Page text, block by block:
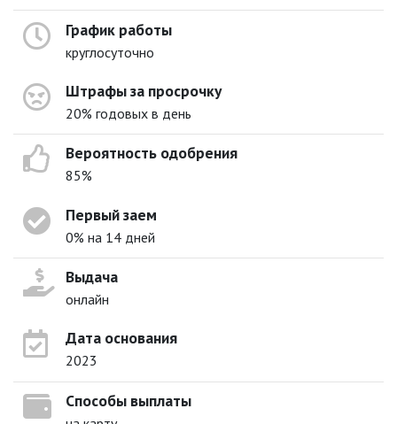
График работы
круглосуточно
Штрафы за просрочку
20% годовых в день
Вероятность одобрения
85%
Первый заем
0% на 14 дней
Выдача
онлайн
Дата основания
2023
Способы выплаты